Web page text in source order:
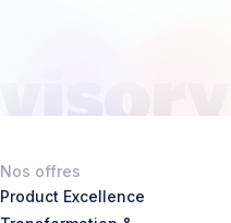
Nos offres
Product Excellence